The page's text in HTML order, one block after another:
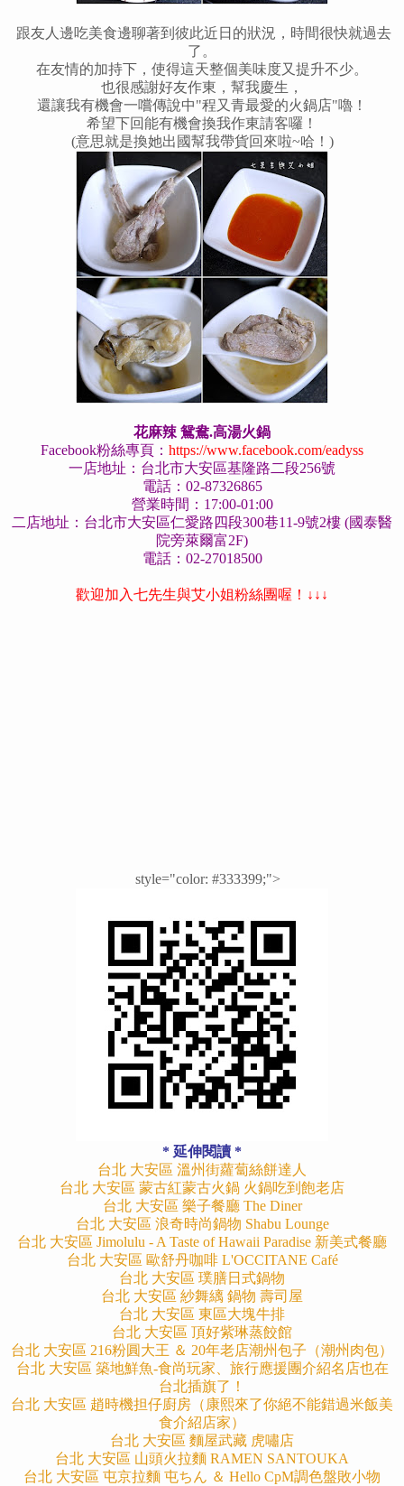
跟友人邊吃美食邊聊著到彼此近日的狀況，時間很快就過去
了。
在友情的加持下，使得這天整個美味度又提升不少。
也很感謝好友作東，幫我慶生，
還讓我有機會一嚐傳說中"程又青最愛的火鍋店"嚕 ！
希望下回能有機會換我作東請客囉 ！
(意思就是換她出國幫我帶貨回來啦~哈 ！ )
花麻辣 鴛鴦.高湯火鍋
Facebook粉絲專頁： https://www.facebook.com/eadyss
一店地址：台北市大安區基隆路二段256號
電話：02-87326865
營業時間：17:00-01:00
二店地址：台北市大安區仁愛路四段300巷11-9號2樓 (國泰醫
院旁萊爾富2F)
電話：02-27018500
歡迎加入七先生與艾小姐粉絲團喔！↓↓↓
style="color: #333399;">
* 延伸閱讀 *
台北 大安區 溫州街蘿蔔絲餅達人
台北 大安區 蒙古紅蒙古火鍋 火鍋吃到飽老店
台北 大安區 樂子餐廳 The Diner
台北 大安區 浪奇時尚鍋物 Shabu Lounge
台北 大安區 Jimolulu - A Taste of Hawaii Paradise 新美式餐廳
台北 大安區 歐舒丹咖啡 L'OCCITANE Café
台北 大安區 璞膳日式鍋物
台北 大安區 紗舞縭 鍋物 壽司屋
台北 大安區 東區大塊牛排
台北 大安區 頂好紫琳蒸餃館
台北 大安區 216粉圓大王 ＆ 20年老店潮州包子（潮州肉包）
台北 大安區 築地鮮魚-食尚玩家、旅行應援團介紹名店也在
台北插旗了！
台北 大安區 趙時機担仔廚房（康熙來了你絕不能錯過米飯美
食介紹店家）
台北 大安區 麵屋武藏 虎嘯店
台北 大安區 山頭火拉麵 RAMEN SANTOUKA
台北 大安區 屯京拉麵 屯ちん ＆ Hello CpM調色盤敗小物